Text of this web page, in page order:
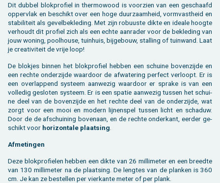
Dit dub­bel blok­pro­fiel in ther­mo­wood is voor­zien van een ge­schaafd
op­per­vlak en be­schikt over een hoge duur­zaam­heid, vorm­vast­heid en
sta­bi­li­teit als ge­vel­be­kle­ding. Met zijn ro­buus­te dikte en ide­a­le hoog­te
ver­houdt dit pro­fiel zich als een echte aan­ra­der voor de be­kle­ding van
jouw wo­ning, pool­hou­se, tuin­huis, bij­ge­bouw, stal­ling of tuin­wand. Laat
je cre­a­ti­vi­teit de vrije loop!
De blok­jes bin­nen het blok­pro­fiel heb­ben een schui­ne bo­ven­zij­de en
een rech­te on­der­zij­de waar­door de af­wa­te­ring per­fect ver­loopt. Er is
een over­lap­pend sys­teem aan­we­zig waar­door er spra­ke is van een
vol­le­dig ge­slo­ten sys­teem. Er is een spa­tie aan­we­zig tus­sen het schui­
ne deel van de bo­ven­zij­de en het rech­te deel van de on­der­zij­de, wat
zorgt voor een mooi en mo­dern lij­nen­spel tus­sen licht en scha­duw.
Door de de af­schui­ning bo­ven­aan, en de rech­te on­der­kant, eer­der ge­
schikt voor ho­ri­zon­ta­le plaat­sing
Af­me­tin­gen
Deze blok­pro­fie­len heb­ben een dikte van 26 mil­li­me­ter en een breed­te
van 130 mil­li­me­ter na de plaat­sing. De leng­tes van de plan­ken is 360
cm. Je kan ze be­stel­len per vier­kan­te meter of per plank.